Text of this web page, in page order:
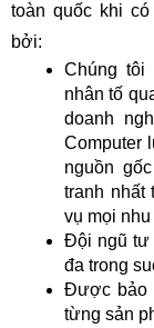
toàn quốc khi
bởi:
Chúng
nhân tố
doanh
Computer
nguồn
tranh nhất
vụ mọi
Đội ngũ tư
đa trong
Được bảo
từng sản